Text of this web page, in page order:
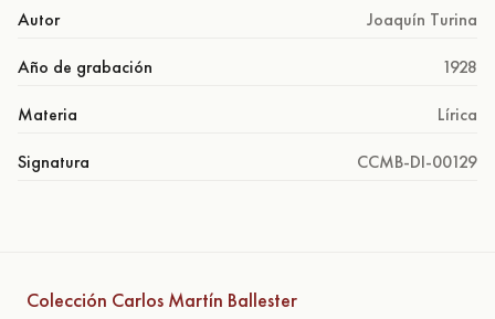
Autor Joaquín Turina
Año de grabación 1928
Materia Lírica
Signatura CCMB-DI-00129
Colección Carlos Martín Ballester